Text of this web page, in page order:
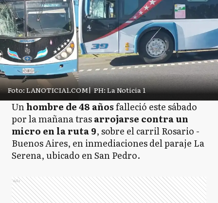
Foto: LANOTICIA1.COM| PH: La Noticia 1
Unhombre de 48 añosfalleció este sábado
por la mañana trasarrojarse contra un
micro en la ruta 9, sobre el carril Rosario -
Buenos Aires, en inmediaciones del paraje La
Serena, ubicado en San Pedro.
Ads